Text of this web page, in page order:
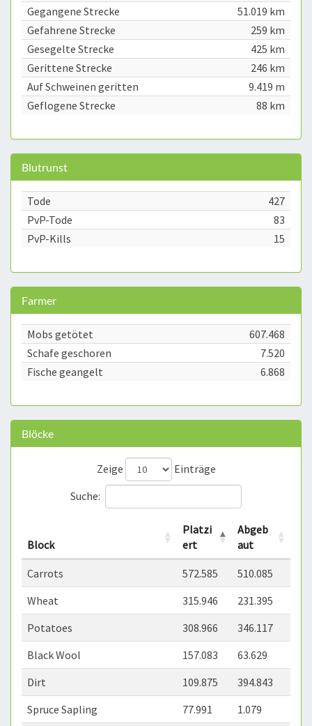
Gegangene Strecke
51.019 km
Gefahrene Strecke
259 km
Gesegelte Strecke
425 km
Gerittene Strecke
246 km
Auf Schweinen geritten
9.419 m
Geflogene Strecke
88 km
Blutrunst
Tode
427
PvP-Tode
83
PvP-Kills
15
Farmer
Mobs getötet
607.468
Schafe geschoren
7.520
Fische geangelt
6.868
Blöcke
Zeige
Einträge
Suche:
Block
Platzi
ert
Abgeb
aut
Carrots 572.585
510.085
Wheat
315.946
231.395
Potatoes
308.966
346.117
Black Wool
157.083
63.629
Dirt
109.875
394.843
Spruce Sapling
77.991
1.079